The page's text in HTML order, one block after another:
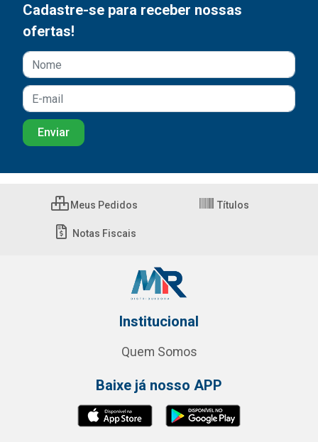
Cadastre-se para receber nossas
ofertas!
Meus Pedidos Títulos
Notas Fiscais
Institucional
Quem Somos
Baixe já nosso APP